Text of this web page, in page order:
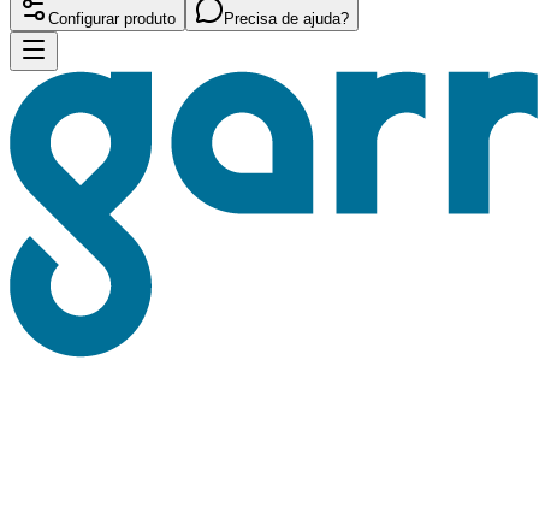
Configurar produto Precisa de ajuda?